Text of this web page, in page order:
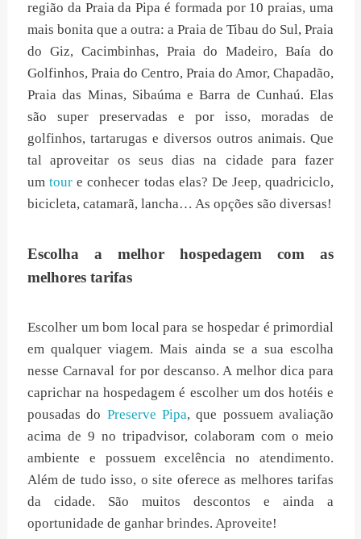
região da Praia da Pipa é formada por 10 praias, uma
mais bonita que a outra: a Praia de Tibau do Sul, Praia
do Giz, Cacimbinhas, Praia do Madeiro, Baía do
Golfinhos, Praia do Centro, Praia do Amor, Chapadão,
Praia das Minas, Sibaúma e Barra de Cunhaú. Elas
são super preservadas e por isso, moradas de
golfinhos, tartarugas e diversos outros animais. Que
tal aproveitar os seus dias na cidade para fazer
umtour e conhecer todas elas? De Jeep, quadriciclo,
bicicleta, catamarã, lancha… As opções são diversas!
Escolha a melhor hospedagem com as
melhores tarifas
Escolher um bom local para se hospedar é primordial
em qualquer viagem. Mais ainda se a sua escolha
nesse Carnaval for por descanso. A melhor dica para
caprichar na hospedagem é escolher um dos hotéis e
pousadas do Preserve Pipa, que possuem avaliação
acima de 9 no tripadvisor, colaboram com o meio
ambiente e possuem excelência no atendimento.
Além de tudo isso, o site oferece as melhores tarifas
da cidade. São muitos descontos e ainda a
oportunidade de ganhar brindes. Aproveite!